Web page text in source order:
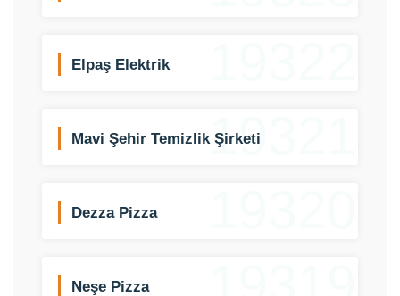
Elpaş Elektrik
19321
Mavi Şehir Temizlik Şirketi
Dezza Pizza
Neşe Pizza